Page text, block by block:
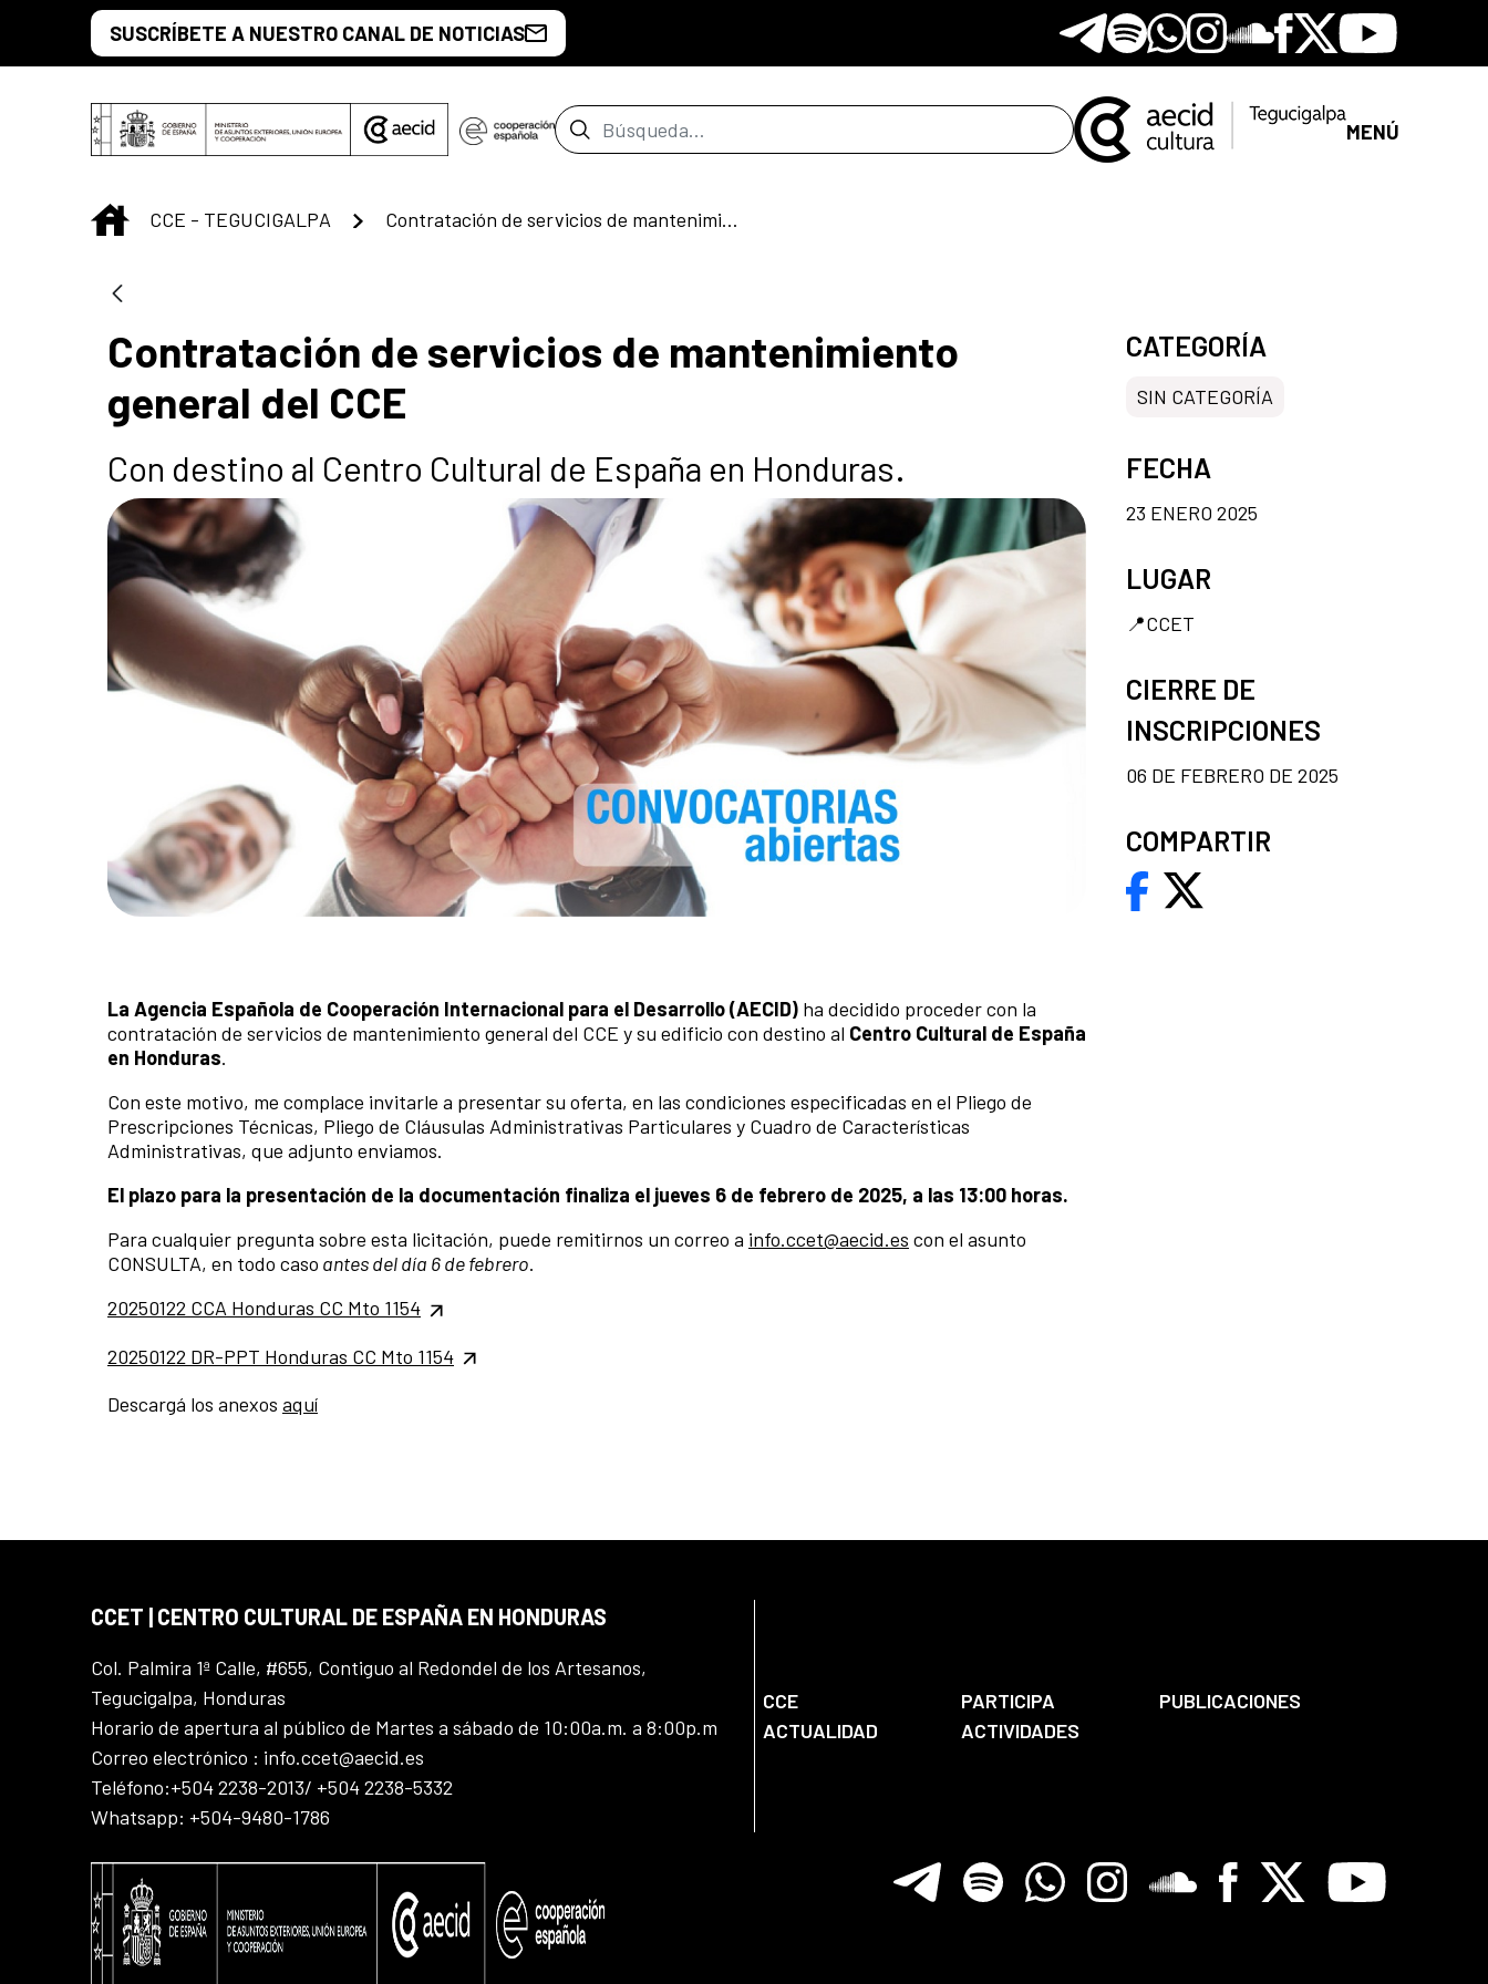
Saltar al contenido principal
SUSCRÍBETE A NUESTRO CANAL DE NOTICIAS Telegram
SpotifyWhatsapp
Instagram
Soundclore
Facebook
X Youtube
Barra de búsqueda MENÚ
INICIO
CCE - TEGUCIGALPA Contratación de servicios de mantenimiento general del CCE
Contratación de servicios de mantenimiento
general del CCE
Con destino al Centro Cultural de España en Honduras.
La Agencia Española de Cooperación Internacional para el Desarrollo (AECID) ha decidido proceder con la
contratación de servicios de mantenimiento general del CCE y su edificio con destino al Centro Cultural de España
en Honduras.
Con este motivo, me complace invitarle a presentar su oferta, en las condiciones especificadas en el Pliego de
Prescripciones Técnicas, Pliego de Cláusulas Administrativas Particulares y Cuadro de Características
Administrativas, que adjunto enviamos.
El plazo para la presentación de la documentación finaliza el jueves 6 de febrero de 2025, a las 13:00 horas.
Para cualquier pregunta sobre esta licitación, puede remitirnos un correo a info.ccet@aecid.es con el asunto
CONSULTA, en todo caso antes del día 6 de febrero.
20250122 CCA Honduras CC Mto 1154
20250122 DR-PPT Honduras CC Mto 1154
Descargá los anexos aquí
CATEGORÍA
SIN CATEGORÍA
FECHA
23 ENERO 2025
LUGAR
📍CCET
CIERRE DE
INSCRIPCIONES
06 DE FEBRERO DE 2025
COMPARTIR
CCET | CENTRO CULTURAL DE ESPAÑA EN HONDURAS
Col. Palmira 1ª Calle, #655, Contiguo al Redondel de los Artesanos,
Tegucigalpa, Honduras
Horario de apertura al público de Martes a sábado de 10:00a.m. a 8:00p.m
Correo electrónico : info.ccet@aecid.es
Teléfono:+504 2238-2013/ +504 2238-5332
Whatsapp: +504-9480-1786
CCE PARTICIPA
PUBLICACIONES
ACTUALIDAD
ACTIVIDADES
TelegramSpotify WhatsappInstagramSoundcloreFacebook
X Youtube